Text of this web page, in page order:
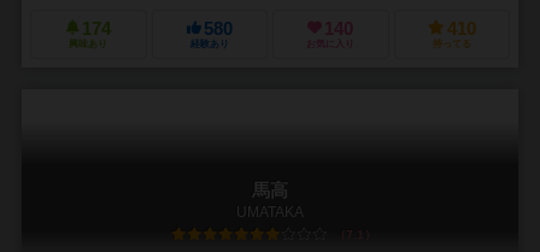
174
興味あり
580
経験あり
140
お気に入り
410
持ってる
馬高
UMATAKA
7.1